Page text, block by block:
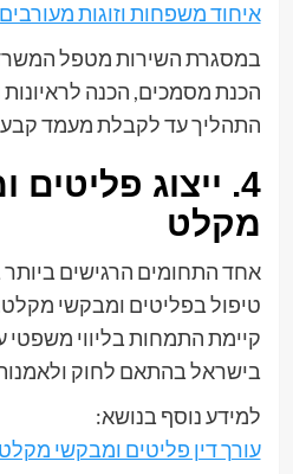
איחוד משפחות וזוגות מעורבים
במסגרת השירות מטפל
הכנת מסמכים, הכנה לראיונות
התהליך עד לקבלת מעמד קבע
4. ייצוג פליטים
מקלט
אחד התחומים הרגישים
טיפול בפליטים ומבקשי
קיימת התמחות בליווי
בישראל בהתאם לחוק ולאמנות
למידע נוסף בנושא:
עורך דין פליטים ומבקשי מקלט